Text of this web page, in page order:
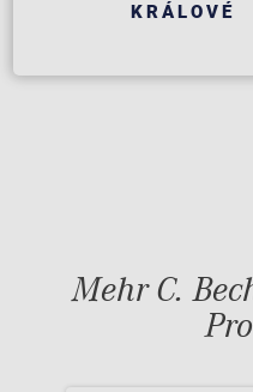
KRÁLOVÉ
Mehr C.